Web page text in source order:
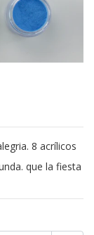
8 acrílicos
que la fiesta